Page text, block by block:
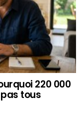
220 000
tous